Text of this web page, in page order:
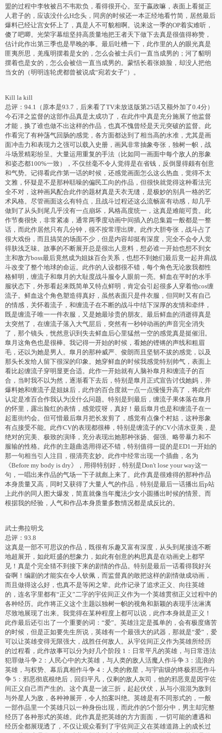
盟的过程中李牧被吕不韦欺负，看得很开心。至于嬴政嘛，表面上看挺正
人君子的，应该没什么H念头，同房的时候还一本正经地看竹简，居然最后
爆料已经让宫女怀上了，真是人不可貌相啊。说来这一季的OP着实难听，
傻了吧唧。光荣字幕组坚持高质量地把王者天下做下去真是很值得称赞，
估计此作出第三季也是早晚的事。最后吐槽一下，此作里的人的眼光真是
匪夷所思，羌瘣明摆着是女的，怎么会被士兵们一直当成男的；河了貂明
摆着也是女的，怎么会被信一直当成男的。蒙恬长着张娘脸，却没人把他
当女的（明明连轮虎都曾被说成“宛若女子”）。
Kill la kill
总评：94.1（原本是93.7，后来看了TV未放送版第25话又额外加了0.4分）
今石洋之监督的这部作品真是太成功了，在此作中真是充分施展了他监督
才能，换了谁也做不出这样的作品，也真不愧曾经是天元突破的监督。此
作看完了有种荡气回肠的感觉，各方面都达到了相当高的水准，尤其是画
面冲击力和表现力之强可以载入史册，画风非常抽象夸张，独树一帜，战
斗场景精彩纷呈。大量运用重复的手法（比如同一画面中每个敌人的形象
和姿态都100%一致），不仅丝毫不令人觉得是在省钱，反倒显得颇有创意
和气势。记得看此作第一话的时候，还感觉画面怎么这么热血，觉得不太
文雅，怀疑是不是那种聒噪的偏民工向的作品，但很快就觉得这种看法完
全不对，这种画风配合此作的题材真是天衣无缝，是极妙的别具一格的艺
术风格。尽管画面这么有特点，且战斗过程还这么流畅富有动感，却几乎
做到了从头到尾几乎没有一点崩坏，风格高度统一，这真是难能可贵。此
作节奏很快，非常紧凑，通常两季度动画中间插入的总集篇一般都是一整
话，而此作居然只有几分钟，很不按常理出牌。此作大胆夸张，战斗占了
很大戏份，而且搞笑的场面不少，但是内容却挺有深度，完全不会令人觉
得肤浅乏味。故事的不断展开总是很出人意料，想必谁一开始也想不到女
主和敌方boss最后竟然成为姐妹百合关系，也想不到她们最后竟一起并肩战
斗改变了整个地球的命运。此作的人设都很不错，每个角色无论敌我都性
格鲜明，缠流子和臯月的大耻度战斗服令人眼前一亮。鲜血在平时的水手
服状态下，外形看起来既简单又特点鲜明，肯定会引起很多人穿着他cos缠
流子。鲜血这个角色塑造得真好，虽然表面只是件衣服，但同时又有自己
的情感，关怀着流子，和缠流子在不断的战斗中结下深厚的友情和牵绊，
既是缠流子唯一一件衣服，又是她最珍贵的朋友。最后鲜血的消逝得真是
太突然了，在缠流子落入大气层后，突然有一秒钟动画的声音完全消失
了，那个镜头，恍然意识到失去鲜血后心里猛然一空的感觉真是挺催泪。
臯月这角色也是很棒。我记得一开始的时候，看她的铿锵的声线和粗眉
毛，还以为她是男人。臯月的那种威严、俊朗而且坚韧不拔的感觉，以及
那头长发给人留下很深的印象。她穿鲜血的时候我感觉特别帅气，表面上
看比起缠流子穿明显更合适。此作一开始就有人脑补臯月和缠流子的百
合，当时我不以为然，逐渐看下去后，特别是臯月正式宣告讨伐她妈，并
爆料她和缠流子是姐妹后，此作的百合度就一点一点慢慢升高了，将此作
认定是准百合作我认为没什么问题。特别是到最后，缠流子果体落在臯月
的怀里，露出脸红的表情，感觉哎呀，真好！最后臯月也是和缠流子在一
起逛街约会。但可惜最后臯月把长发剪了，感觉有点像个村姑，这种形象
有点接受不能。此作CV的表现都很棒，特别是缠流子的CV小清水亚美，是
绝对的完美、极致的演绎，充分表现出她那种张扬、倔强、略带暴力和不
服输的性格。此作的主题曲选用得还不错，特别值得一提的是ED1一开始的
那一句相当引人注目，很清亮玄妙。此作中经常出现一个插曲，名为
《Before my body is dry》，用得特别好，特别是Don't lose your way这一
句，一唱出来作品的气场一下子就彪上来了。此作真是很难得的那种作品
本身质量又高，同时又获得了大量人气的作品，特别是最后一话播出后p站
上此作的同人图大爆发，简直就像当年魔法少女小圆播出时候的情景。而
根据我的经验，人气和作品本身质量多数情况都是成反比的。
武士弗拉明戈
总评：93.8
这真是一部不可思议的作品，既很有乐趣又富有深度，从头到尾接连不断
地超展开，如此旺盛的想象力，如此有创意的构思真是在动画史上都罕
见！真是个完全猜不到接下来的剧情的作品。特别是最后一话看得我好兴
奋啊！编剧的才能实在令人钦佩，而监督真的敢把这样的剧情做成动画，
而且做得这么好，也真不是等闲之辈。此作记录了追求正义、向往英雄
的，连名字里都有“正义”二字的宇佐间正义作为一个英雄贯彻正义过程中的
各种经历。此作将正义这个主题以独树一帜的视角和新颖的表现手法淋漓
尽致地展现了出来。我觉得在某种程度上都可以说，此作本身就是正义！
此作最后还引出了一个重要的词：“爱”。英雄注定是孤单的，会有极度痛苦
的时候，但是正如要先生所说，英雄有一个最强大的武器，那就是“爱”，爱
可以让英雄变得无限强大，战胜任何敌人。从宇佐间正义作为英雄所经历
的过程看，此作故事可以分为好几个阶段 1：日常平凡的英雄，与日常违法
犯罪做斗争 2：人民心中的大英雄，与人类的敌人活魔人作斗争 3：流浪的
英雄，与权势、幕后真相作斗争 4：人类的救星，与宇宙级的终极邪恶作斗
争 5：邪恶彻底根绝后，回归平凡，仅剩的敌人灰司，他的邪恶竟是因宇佐
间正义自己而产生的。这个真是一波三折，起起伏伏，从与小混混为敌到
与外星人为敌，各种神展开，令人拍案叫绝。英雄是有不同形式的，一般
一部作品里一个英雄只以一种身份出现，而此作的5个部分中，男主却完整
经历了各种形式的英雄。此作真是把英雄的方方面面，一切可能的遭遇和
经历全都展现透了，不仅让观众看到了宇佐间正义在英雄道路上的成长过